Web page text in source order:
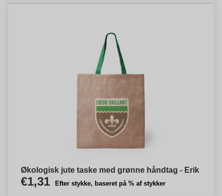
Økologisk jute taske med grønne håndtag - Erik
€1,31 Efter stykke, baseret på % af stykker